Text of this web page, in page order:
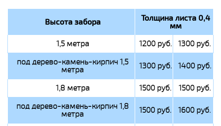
Высота забора Толщина листа 0,4
мм
1,5 метра 1200 руб.
1300 руб.
под дерево-камень-кирпич 1,5
метра 1300 руб. 1400 руб.
1,8 метра 1500 руб.
1500 руб.
под дерево-камень-кирпич 1,8
метра 1500 руб. 1600 руб.